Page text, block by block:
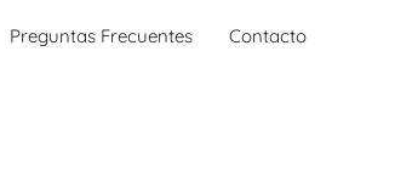
Preguntas Frecuentes Contacto